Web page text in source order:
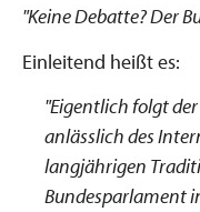
"Keine Debatte? Der
Einleitend heißt es:
"Eigentlich folgt
anlässlich des
langjährigen
Bundesparlament